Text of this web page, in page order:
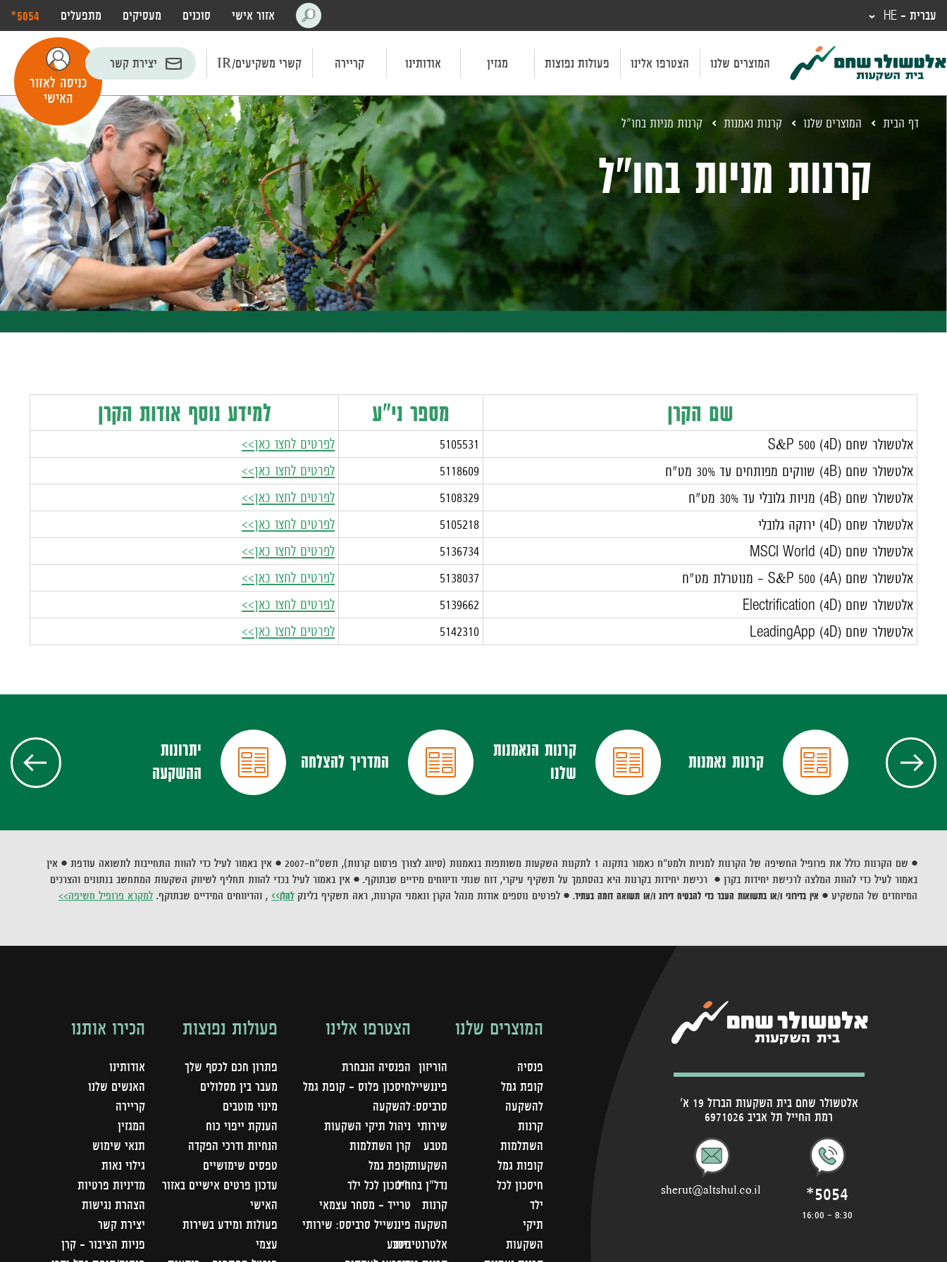
עברית - HE
פתח
אזור אישי סוכנים מעסיקים מתפעלים ‎*5054
המוצרים שלנו הצטרפו אלינו פעולות נפוצות מגזין אודותינו קריירה קשרי משקיעים/IR יצירת קשר
כניסה לאזור
האישי
קרנות מניות בחו"ל
דף הבית המוצרים שלנו קרנות נאמנות קרנות מניות בחו"ל
שם הקרן מספר ני"ע למידע נוסף אודות הקרן
אלטשולר שחם (4D) S&P 500 5105531
לפרטים לחצו כאן>>
אלטשולר שחם (4B) שווקים מפותחים עד 30% מט"ח
5118609
לפרטים לחצו כאן>>
אלטשולר שחם (4B) מניות גלובלי עד 30% מט"ח
5108329
לפרטים לחצו כאן>>
אלטשולר שחם (4D) ירוקה גלובלי
5105218
לפרטים לחצו כאן>>
אלטשולר שחם (4D
) MSCI World
5136734
לפרטים לחצו כאן>>
אלטשולר שחם S&P 500 (4A) - מנוטרלת מט"ח
5138037
לפרטים לחצו כאן>>
אלטשולר שחם (4D) Electrification
5139662
לפרטים לחצו כאן>>
אלטשולר שחם (4D
)
LeadingApp
5142310 לפרטים לחצו כאן>>
הציבור -
נאמנות
קרנות נאמנות
קרנות הנאמנות
שלנו
המדריך להצלחה
יתרונות
ההשקעה
• שם הקרנות כולל את פרופיל החשיפה של הקרנות למניות ולמט"ח כאמור בתקנה 1 לתקנות השקעות משותפות בנאמנות (סיווג לצורך פרסום קרנות), תשס"ח-2007 • אין באמור לעיל כדי להוות התחייבות לתשואה עודפת • אין
באמור לעיל כדי להוות המלצה לרכישת יחידות בקרן • רכישת יחידות בקרנות היא בהסתמך על תשקיף עיקרי, דוח שנתי ודיווחים מידיים שבתוקף. • אין באמור לעיל בכדי להוות תחליף לשיווק השקעות המתחשב בנתונים והצרכים
המיוחדים של המשקיע • אין בדירוגי ו/או בתשואות העבר כדי להבטיח דירוג ו/או תשואה דומה בעתיד.
• לפרטים נוספים אודות מנהל הקרן ונאמני הקרנות, ראה תשקיף בלינק להלן>> , והדיווחים המידיים שבתוקף. למקרא פרופיל חשיפה>>
אלטשולר שחם בית השקעות הברזל 19 א'
רמת החייל תל אביב 6971026
*5054
8:30 - 16:00
sherut@altshul.co.il
המוצרים שלנו
פנסיה
קופת גמל
להשקעה
קרנות
השתלמות
קופות גמל
חיסכון לכל
ילד
תיקי
השקעות
הוריזון
פיננשייל
סרביסס:
שירותי
מטבע
השקעות
נדל"ן בחו"ל
קרנות
השקעה
אלטרנטיביות
הצטרפו אלינו
הפנסיה הנבחרת
חיסכון פלוס - קופת גמל
להשקעה
ניהול תיקי השקעות
קרן השתלמות
קופת גמל
חיסכון לכל ילד
טרייד - מסחר עצמאי
פיננשייל סרביסס: שירותי
מטבע
פעולות נפוצות
פתרון חכם לכסף שלך
מעבר בין מסלולים
מינוי מוטבים
הענקת ייפוי כוח
הנחיות ודרכי הפקדה
טפסים שימושיים
עדכון פרטים אישיים באזור
האישי
פעולות ומידע בשירות
עצמי
הכירו אותנו
אודותינו
האנשים שלנו
קריירה
המגזין
תנאי שימוש
גילוי נאות
מדיניות פרטיות
הצהרת נגישות
יצירת קשר
פניות הציבור – קרן